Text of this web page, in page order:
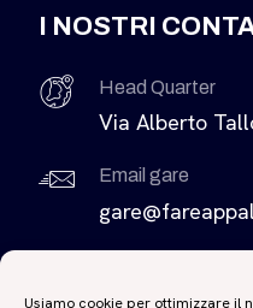
Usiamo cookie per ottimizzare il
I NOSTRI
Head Quarter
Via Alberto
Email gare
+39